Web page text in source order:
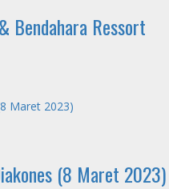
Bendahara Ressort
Maret 2023)
(8 Maret 2023)